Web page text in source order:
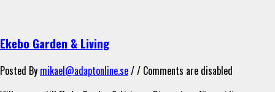
Ekebo Garden & Living
Posted By mikael@adaptonline.se/ / Comments are disabled